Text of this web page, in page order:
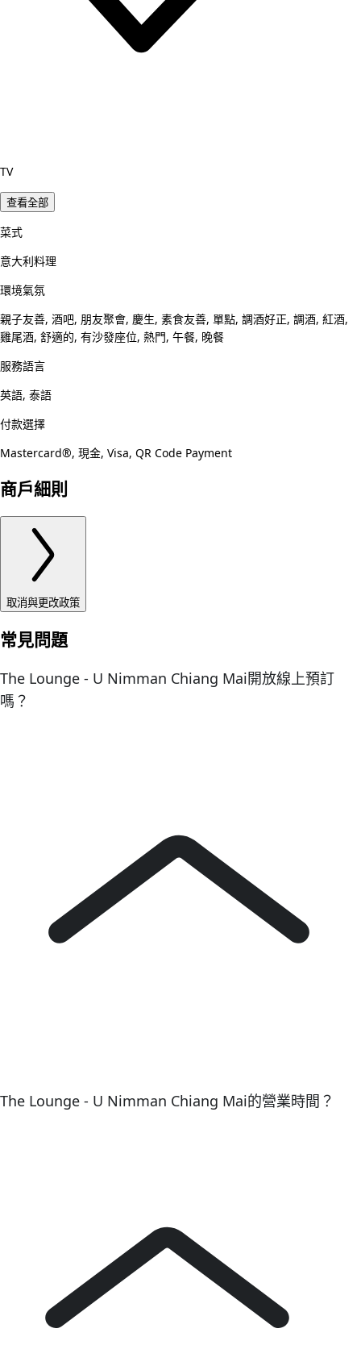
TV
查看全部
菜式
意大利料理
環境氣氛
親子友善, 酒吧, 朋友聚會, 慶生, 素食友善, 單點, 調酒好正, 調酒, 紅酒,
雞尾酒, 舒適的, 有沙發座位, 熱門, 午餐, 晚餐
服務語言
英語, 泰語
付款選擇
Mastercard®, 現金, Visa, QR Code Payment
商戶細則
取消與更改政策
常見問題
The Lounge - U Nimman Chiang Mai開放線上預訂
嗎？
The Lounge - U Nimman Chiang Mai的營業時間？